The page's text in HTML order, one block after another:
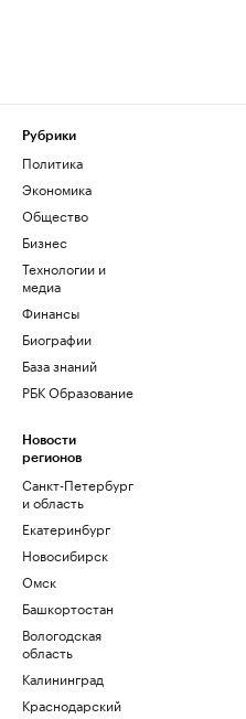
Рубрики
Политика
Экономика
Общество
Бизнес
Технологии и
медиа
Финансы
Биографии
База знаний
РБК Образование
Новости
регионов
Санкт-Петербург
и область
Екатеринбург
Новосибирск
Омск
Башкортостан
Вологодская
область
Калининград
Краснодарский